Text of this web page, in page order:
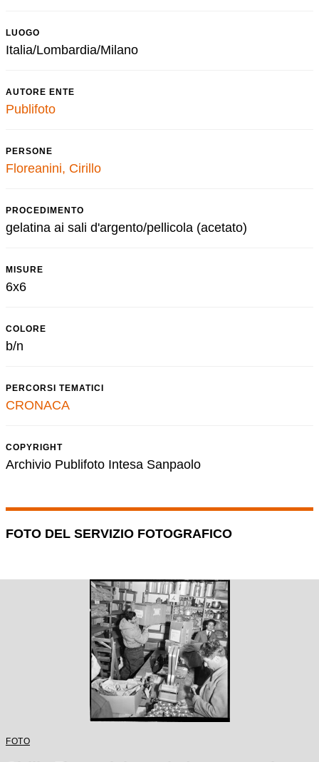
LUOGO
Italia/Lombardia/Milano
AUTORE ENTE
Publifoto
PERSONE
Floreanini, Cirillo
PROCEDIMENTO
gelatina ai sali d'argento/pellicola (acetato)
MISURE
6x6
COLORE
b/n
PERCORSI TEMATICI
CRONACA
COPYRIGHT
Archivio Publifoto Intesa Sanpaolo
FOTO DEL SERVIZIO FOTOGRAFICO
FOTO